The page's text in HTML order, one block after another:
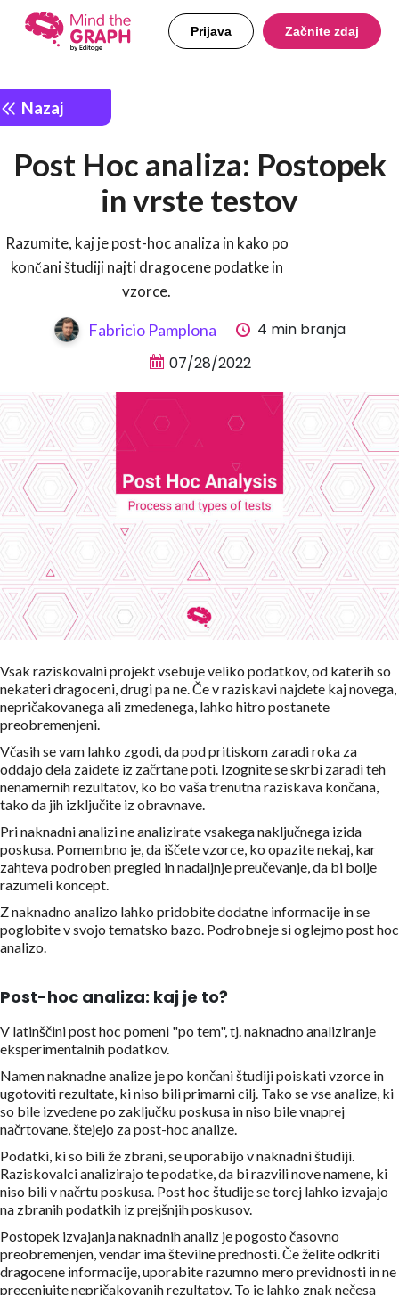
Prijava Začnite zdaj
Nazaj
Post Hoc analiza: Postopek
in vrste testov
Razumite, kaj je post-hoc analiza in kako po
končani študiji najti dragocene podatke in
vzorce.
Fabricio Pamplona
4 min branja
07/28/2022
Vsak raziskovalni projekt vsebuje veliko podatkov, od katerih so
nekateri dragoceni, drugi pa ne. Če v raziskavi najdete kaj novega,
nepričakovanega ali zmedenega, lahko hitro postanete
preobremenjeni.
Včasih se vam lahko zgodi, da pod pritiskom zaradi roka za
oddajo dela zaidete iz začrtane poti. Izognite se skrbi zaradi teh
nenamernih rezultatov, ko bo vaša trenutna raziskava končana,
tako da jih izključite iz obravnave.
Pri naknadni analizi ne analizirate vsakega naključnega izida
poskusa. Pomembno je, da iščete vzorce, ko opazite nekaj, kar
zahteva podroben pregled in nadaljnje preučevanje, da bi bolje
razumeli koncept.
Z naknadno analizo lahko pridobite dodatne informacije in se
poglobite v svojo tematsko bazo. Podrobneje si oglejmo post hoc
analizo.
Post-hoc analiza: kaj je to?
V latinščini post hoc pomeni "po tem", tj. naknadno analiziranje
eksperimentalnih podatkov.
Namen naknadne analize je po končani študiji poiskati vzorce in
ugotoviti rezultate, ki niso bili primarni cilj. Tako se vse analize, ki
so bile izvedene po zaključku poskusa in niso bile vnaprej
načrtovane, štejejo za post-hoc analize.
Podatki, ki so bili že zbrani, se uporabijo v naknadni študiji.
Raziskovalci analizirajo te podatke, da bi razvili nove namene, ki
niso bili v načrtu poskusa. Post hoc študije se torej lahko izvajajo
na zbranih podatkih iz prejšnjih poskusov.
Postopek izvajanja naknadnih analiz je pogosto časovno
preobremenjen, vendar ima številne prednosti. Če želite odkriti
dragocene informacije, uporabite razumno mero previdnosti in ne
precenjujte nepričakovanih rezultatov. To je lahko znak nečesa